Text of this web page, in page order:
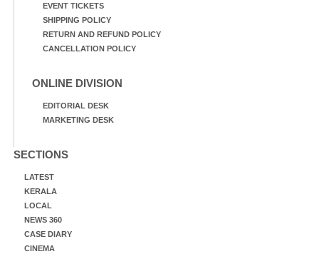
EVENT TICKETS
SHIPPING POLICY
RETURN AND REFUND POLICY
CANCELLATION POLICY
ONLINE DIVISION
EDITORIAL DESK
MARKETING DESK
SECTIONS
LATEST
KERALA
LOCAL
NEWS 360
CASE DIARY
CINEMA